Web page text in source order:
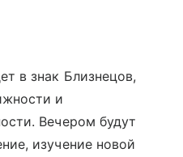
в знак Близнецов,
и
Вечером будут
изучение новой